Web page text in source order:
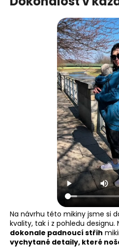
Na návrhu této mikiny jsme si
kvality, tak i z pohledu designu.
dokonale padnoucí střih
vychytané detaily, které